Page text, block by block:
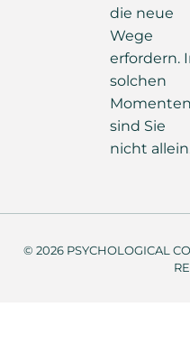
die neue
Wege
erfordern.
solchen
Momenten
sind Sie
nicht
© 2026 PSYCHOLOGICAL